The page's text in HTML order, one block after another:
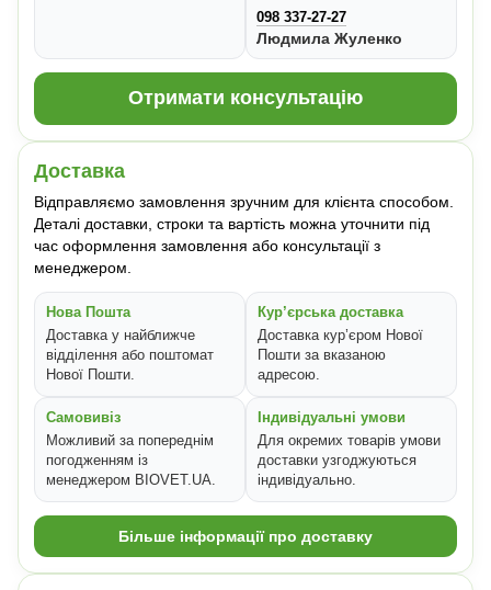
098 337-27-27
Людмила Жуленко
Отримати консультацію
Доставка
Відправляємо замовлення зручним для клієнта способом.
Деталі доставки, строки та вартість можна уточнити під
час оформлення замовлення або консультації з
менеджером.
Нова Пошта
Доставка у найближче
відділення або поштомат
Нової Пошти.
Кур’єрська доставка
Доставка кур’єром Нової
Пошти за вказаною
адресою.
Самовивіз
Можливий за попереднім
погодженням із
менеджером BIOVET.UA.
Індивідуальні умови
Для окремих товарів умови
доставки узгоджуються
індивідуально.
Більше інформації про доставку